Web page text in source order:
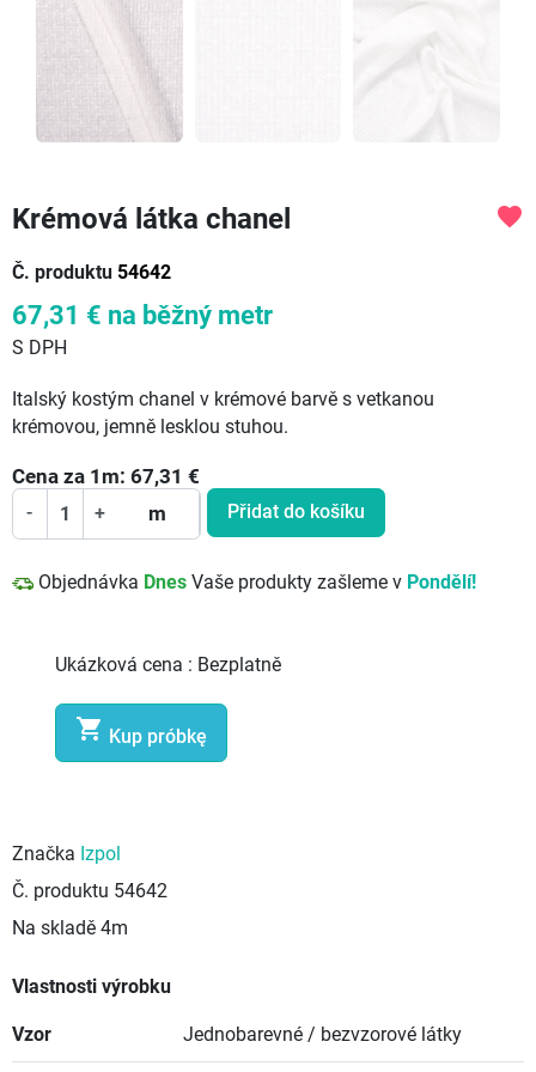
Krémová látka chanel
Č. produktu 54642
favorite
67,31 € na běžný metr
S DPH
Italský kostým chanel v krémové barvě s vetkanou
krémovou, jemně lesklou stuhou.
Cena za 1 m: 67,31 €
- + m Přidat do košíku
Objednávka Dnes Vaše produkty zašleme v Pondělí!
Ukázková cena : Bezplatně
 Kup próbkę
Značka Izpol
Č. produktu 54642
Na skladě 4m
Vlastnosti výrobku
Vzor Jednobarevné / bezvzorové látky